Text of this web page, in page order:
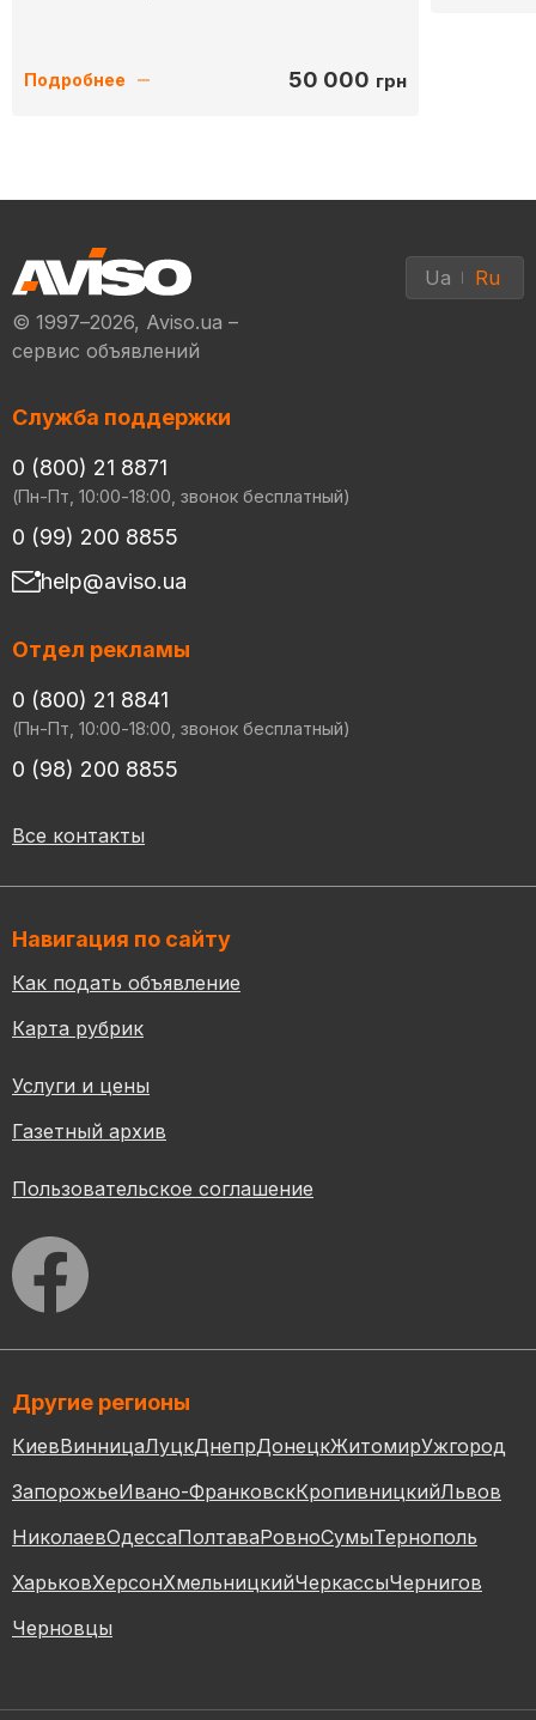
Подробнее 50 000 грн
© 1997–2026, Aviso.ua –
сервис объявлений
Ua Ru
Служба поддержки
0 (800) 21 8871
(Пн-Пт, 10:00-18:00, звонок бесплатный)
0 (99) 200 8855
help@aviso.ua
Отдел рекламы
0 (800) 21 8841
(Пн-Пт, 10:00-18:00, звонок бесплатный)
0 (98) 200 8855
Все контакты
Навигация по сайту
Как подать объявление
Карта рубрик
Услуги и цены
Газетный архив
Пользовательское соглашение
Другие регионы
КиевВинницаЛуцкДнепрДонецкЖитомирУжгород
ЗапорожьеИвано-ФранковскКропивницкийЛьвов
НиколаевОдессаПолтаваРовноСумыТернополь
ХарьковХерсонХмельницкийЧеркассыЧернигов
Черновцы